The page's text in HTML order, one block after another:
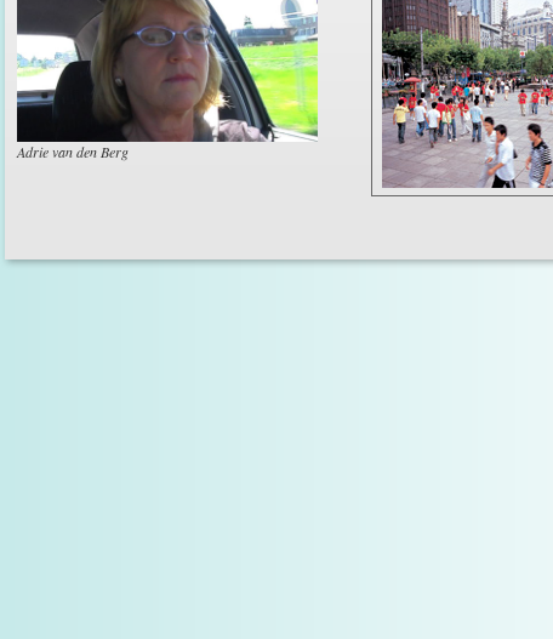
Adrie van den Berg